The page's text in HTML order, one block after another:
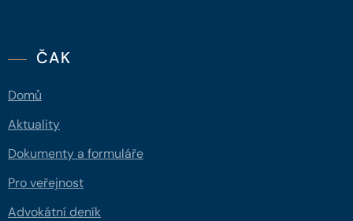
ČAK
Domů
Aktuality
Dokumenty a formuláře
Pro veřejnost
Advokátní deník